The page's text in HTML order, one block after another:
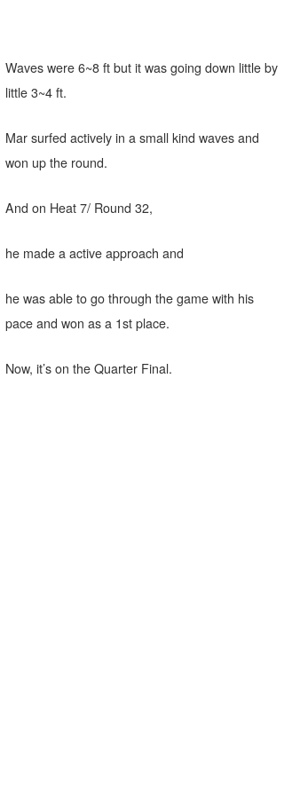
Waves were 6~8 ft but it was going down little by
little 3~4 ft.
Mar surfed actively in a small kind waves and
won up the round.
And on Heat 7/ Round 32,
he made a active approach and
he was able to go through the game with his
pace and won as a 1st place.
Now, it’s on the Quarter Final.